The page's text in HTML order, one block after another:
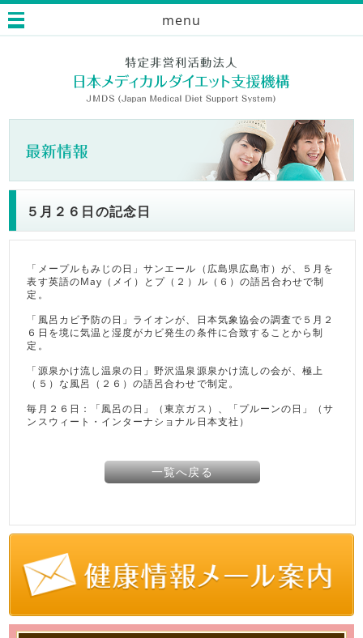
menu
５月２６日の記念日
「メープルもみじの日」サンエール（広島県広島市）が、５月を
表す英語のMay（メイ）とプ（２）ル（６）の語呂合わせで制
定。
「風呂カビ予防の日」ライオンが、日本気象協会の調査で５月２
６日を境に気温と湿度がカビ発生の条件に合致することから制
定。
「源泉かけ流し温泉の日」野沢温泉源泉かけ流しの会が、極上
（５）な風呂（２６）の語呂合わせで制定。
毎月２６日：「風呂の日」（東京ガス）、「プルーンの日」（サ
ンスウィート・インターナショナル日本支社）
一覧へ戻る